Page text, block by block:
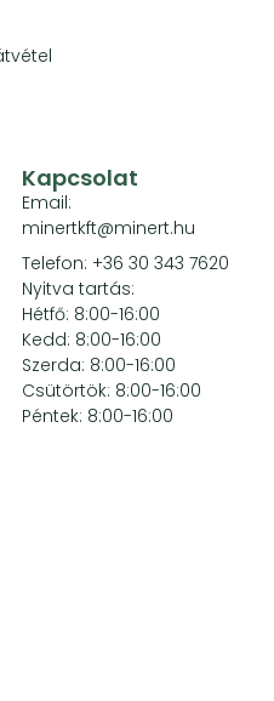
Kapcsolat
Email:
minertkft@minert.hu
Telefon: +36 30 343 7620
Nyitva tartás:
Hétfő: 8:00-16:00
Kedd: 8:00-16:00
Szerda: 8:00-16:00
Csütörtök: 8:00-16:00
Péntek: 8:00-16:00